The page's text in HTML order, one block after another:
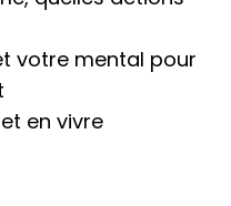
à réfléchir d’une
rarement à écouter
reçu cet appel, à un
vague qui m’a
la France pour
votre mental pour
en vivre